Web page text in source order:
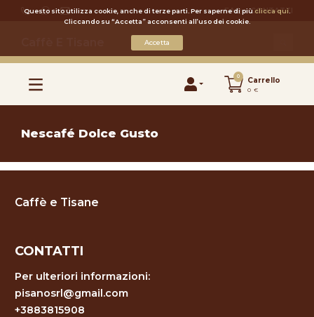
FAQ CONTATTI
0 Carrello
0 €
Nescafé Dolce Gusto
Caffè e Tisane
CONTATTI
Per ulteriori informazioni:
pisanosrl@gmail.com
+3883815908
Questo sito utilizza cookie, anche di terze parti. Per saperne di più clicca qui
Cliccando su “Accetta” acconsenti all’uso dei cookie.
Accetta